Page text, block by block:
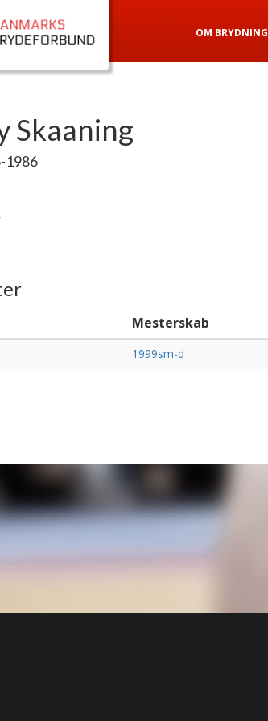
OM BRYDNING
Skaaning
1986
Mesterskab
1999sm-d